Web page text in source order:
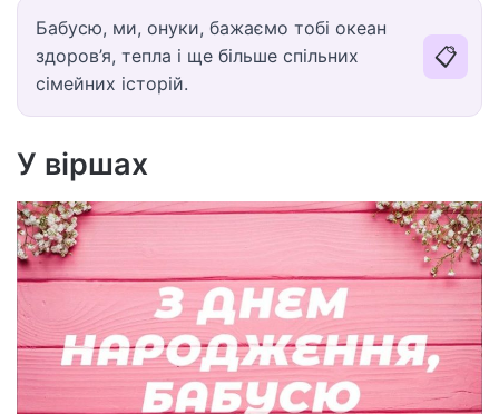
Бабусю, ми, онуки, бажаємо тобі океан
здоров’я, тепла і ще більше спільних
сімейних історій.
📋
У віршах